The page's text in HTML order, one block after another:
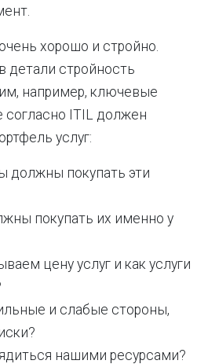
хорошо и стройно.
детали стройность
например, ключевые
согласно ITIL должен
услуг:
должны покупать эти
покупать их именно у
цену услуг и как услуги
и слабые стороны,
нашими ресурсами?